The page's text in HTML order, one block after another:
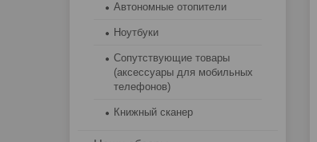
Автономные отопители
Ноутбуки
Сопутствующие товары
(аксессуары для мобильных
телефонов)
Книжный сканер